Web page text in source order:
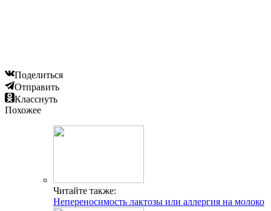
Поделиться
Отправить
Класснуть
Похожее
Читайте также:
Непереносимость лактозы или аллергия на молоко